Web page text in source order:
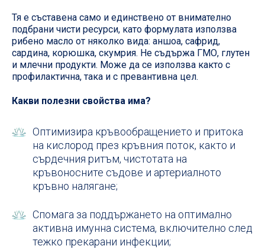
Тя е съставена само и единствено от внимателно
подбрани чисти ресурси, като формулата използва
рибено масло от няколко вида: аншоа, сафрид,
сардина, корюшка, скумрия. Не съдържа ГМО, глутен
и млечни продукти. Може да се използва както с
профилактична, така и с превантивна цел.
Какви полезни свойства има?
Оптимизира кръвообращението и притока
на кислород през кръвния поток, както и
сърдечния ритъм, чистотата на
кръвоносните съдове и артериалното
кръвно налягане;
Спомага за поддържането на оптимално
активна имунна система, включително след
тежко прекарани инфекции;